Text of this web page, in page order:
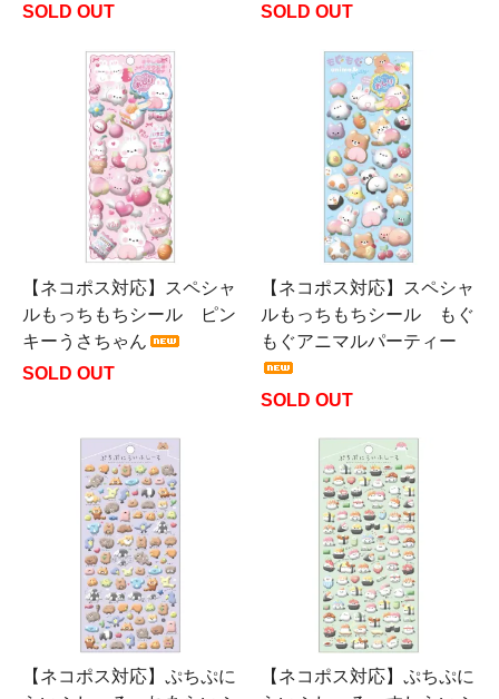
SOLD OUT
SOLD OUT
【ネコポス対応】スペシャ
ルもっちもちシール ピン
キーうさちゃん
SOLD OUT
【ネコポス対応】スペシャ
ルもっちもちシール もぐ
もぐアニマルパーティー
SOLD OUT
【ネコポス対応】ぷちぷに
【ネコポス対応】ぷちぷに